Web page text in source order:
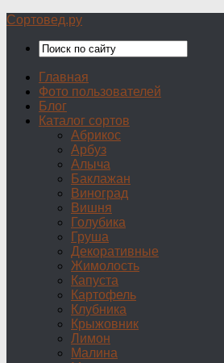
Сортовед.ру
Главная
Фото пользователей
Блог
Каталог сортов
Абрикос
Арбуз
Алыча
Баклажан
Виноград
Вишня
Голубика
Груша
Декоративные
Жимолость
Капуста
Картофель
Клубника
Крыжовник
Лимон
Малина